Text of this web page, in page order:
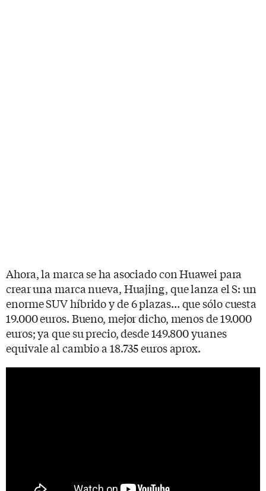
Ahora, la marca se ha asociado con Huawei para
crear una marca nueva, Huajing, que lanza el S: un
enorme SUV híbrido y de 6 plazas… que sólo cuesta
19.000 euros. Bueno, mejor dicho, menos de 19.000
euros; ya que su precio, desde 149.800 yuanes
equivale al cambio a 18.735 euros aprox.